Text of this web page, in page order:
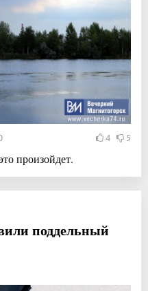
4 5
произойдет.
поддельный